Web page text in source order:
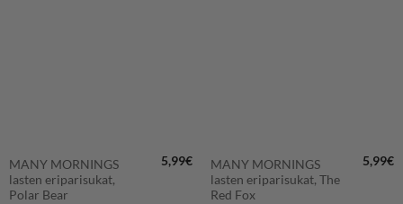
MANY MORNINGS
lasten eriparisukat,
Polar Bear
5,99€
MANY MORNINGS
lasten eriparisukat, The
Red Fox
5,99€